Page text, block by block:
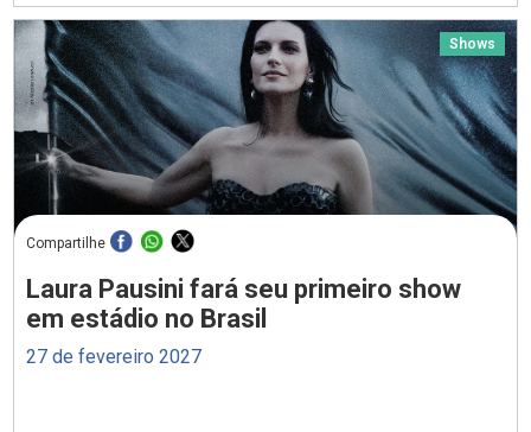
Shows
Compartilhe
Laura Pausini fará seu primeiro show
em estádio no Brasil
27 de fevereiro 2027